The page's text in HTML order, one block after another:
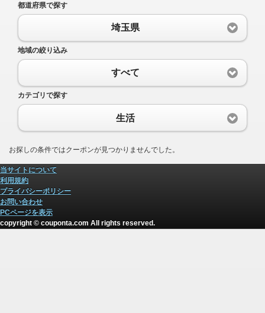
都道府県で探す
埼玉県
地域の絞り込み
すべて
カテゴリで探す
生活
お探しの条件ではクーポンが見つかりませんでした。
当サイトについて
利用規約
プライバシーポリシー
お問い合わせ
PCページを表示
copyright © couponta.com All rights reserved.